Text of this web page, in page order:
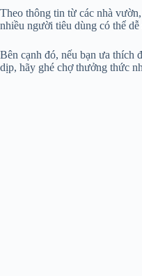
Theo thông tin từ các nhà
nhiều người tiêu dùng có thể
Bên cạnh đó, nếu bạn ưa thích
dịp, hãy ghé chợ thưởng thức